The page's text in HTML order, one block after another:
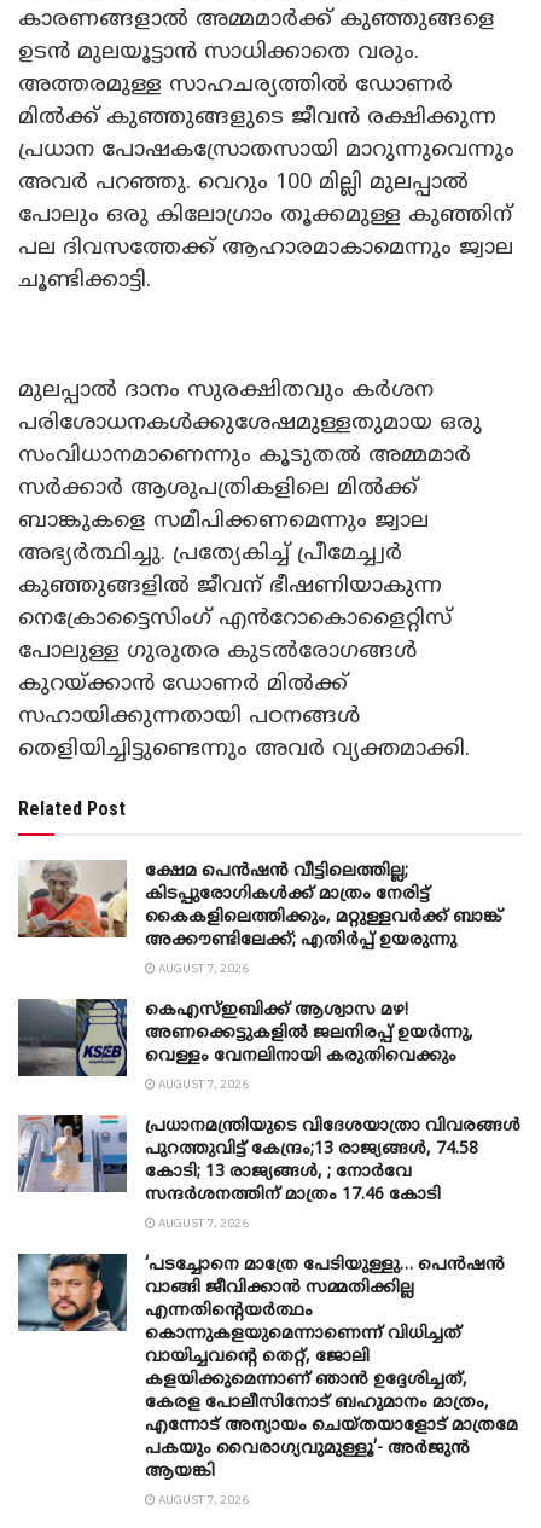
കാരണങ്ങളാൽ അമ്മമാർക്ക് കുഞ്ഞുങ്ങളെ
ഉടൻ മുലയൂട്ടാൻ സാധിക്കാതെ വരും.
അത്തരമുള്ള സാഹചര്യത്തിൽ ഡോണർ
മിൽക്ക് കുഞ്ഞുങ്ങളുടെ ജീവൻ രക്ഷിക്കുന്ന
പ്രധാന പോഷകസ്രോതസായി മാറുന്നുവെന്നും
അവർ പറഞ്ഞു. വെറും 100 മില്ലി മുലപ്പാൽ
പോലും ഒരു കിലോഗ്രാം തൂക്കമുള്ള കുഞ്ഞിന്
പല ദിവസത്തേക്ക് ആഹാരമാകാമെന്നും ജ്വാല
ചൂണ്ടിക്കാട്ടി.
മുലപ്പാൽ ദാനം സുരക്ഷിതവും കർശന
പരിശോധനകൾക്കുശേഷമുള്ളതുമായ ഒരു
സംവിധാനമാണെന്നും കൂടുതൽ അമ്മമാർ
സർക്കാർ ആശുപത്രികളിലെ മിൽക്ക്
ബാങ്കുകളെ സമീപിക്കണമെന്നും ജ്വാല
അഭ്യർത്ഥിച്ചു. പ്രത്യേകിച്ച് പ്രീമേച്ച്വർ
കുഞ്ഞുങ്ങളിൽ ജീവന് ഭീഷണിയാകുന്ന
നെക്രോട്ടൈസിംഗ് എൻറോകൊളൈറ്റിസ്
പോലുള്ള ഗുരുതര കുടൽരോഗങ്ങൾ
കുറയ്ക്കാൻ ഡോണർ മിൽക്ക്
സഹായിക്കുന്നതായി പഠനങ്ങൾ
തെളിയിച്ചിട്ടുണ്ടെന്നും അവർ വ്യക്തമാക്കി.
Related Post
ക്ഷേമ പെൻഷൻ വീട്ടിലെത്തില്ല;
കിടപ്പുരോഗികൾക്ക് മാത്രം നേരിട്ട്
കൈകളിലെത്തിക്കും, മറ്റുള്ളവർക്ക് ബാങ്ക്
അക്കൗണ്ടിലേക്ക്; എതിർപ്പ് ഉയരുന്നു
AUGUST 7, 2026
കെഎസ്ഇബിക്ക് ആശ്വാസ മഴ!
അണക്കെട്ടുകളിൽ ജലനിരപ്പ് ഉയർന്നു,
വെള്ളം വേനലിനായി കരുതിവെക്കും
AUGUST 7, 2026
പ്രധാനമന്ത്രിയുടെ വിദേശയാത്രാ വിവരങ്ങൾ
പുറത്തുവിട്ട് കേന്ദ്രം;13 രാജ്യങ്ങൾ, 74.58
കോടി; 13 രാജ്യങ്ങൾ, ; നോർവേ
സന്ദർശനത്തിന് മാത്രം 17.46 കോടി
AUGUST 7, 2026
‘പടച്ചോനെ മാത്രേ പേടിയുള്ളു… പെൻഷൻ
വാങ്ങി ജീവിക്കാൻ സമ്മതിക്കില്ല
എന്നതിന്റെയർത്ഥം
കൊന്നുകളയുമെന്നാണെന്ന് വിധിച്ചത്
വായിച്ചവന്റെ തെറ്റ്, ജോലി
കളയിക്കുമെന്നാണ് ഞാൻ ഉദ്ദേശിച്ചത്,
കേരള പോലീസിനോട് ബഹുമാനം മാത്രം,
എന്നോട് അന്യായം ചെയ്തയാളോട് മാത്രമേ
പകയും വൈരാഗ്യവുമുള്ളൂ’- അർജുൻ
ആയങ്കി
AUGUST 7, 2026